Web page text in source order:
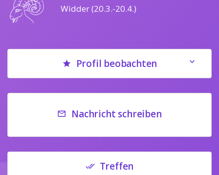
Widder (20.3.-20.4.)
Profil beobachten
Nachricht schreiben
Treffen